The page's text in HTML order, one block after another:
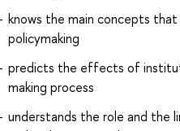
knows the main concepts
policymaking
predicts the effects of
making process
understands the role and the